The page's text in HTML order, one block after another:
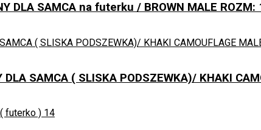
DLA SAMCA na futerku / BROWN MALE ROZM:
SAMCA ( SLISKA PODSZEWKA)/ KHAKI